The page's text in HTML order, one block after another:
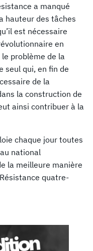
a manqué
hauteur des tâches
est nécessaire
en
problème de la
seul qui, en fin de
de la
la construction de
ainsi contribuer à la
chaque jour toutes
national
la meilleure manière
quatre-